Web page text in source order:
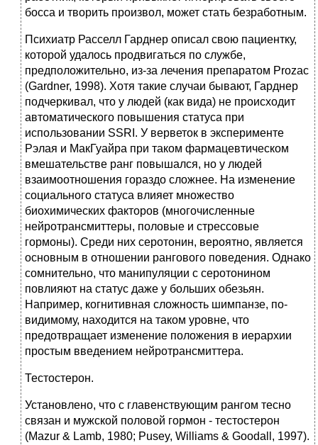
босса и творить произвол, может стать безработным.
Психиатр Расселл Гарднер описал свою пациентку,
которой удалось продвигаться по службе,
предположительно, из-за лечения препаратом Prozac
(Gardner, 1998). Хотя такие случаи бывают, Гарднер
подчеркивал, что у людей (как вида) не происходит
автоматического повышения статуса при
использовании SSRI. У верветок в эксперименте
Рэлая и МакГуайра при таком фармацевтическом
вмешательстве ранг повышался, но у людей
взаимоотношения гораздо сложнее. На изменение
социального статуса влияет множество
биохимических факторов (многочисленные
нейротрансмиттеры, половые и стрессовые
гормоны). Среди них серотонин, вероятно, является
основным в отношении рангового поведения. Однако
сомнительно, что манипуляции с серотонином
повлияют на статус даже у больших обезьян.
Например, когнитивная сложность шимпанзе, по-
видимому, находится на таком уровне, что
предотвращает изменение положения в иерархии
простым введением нейротрансмиттера.
Тестостерон.
Установлено, что с главенствующим рангом тесно
связан и мужской половой гормон - тестостерон
(Mazur & Lamb, 1980; Pusey, Williams & Goodall, 1997).